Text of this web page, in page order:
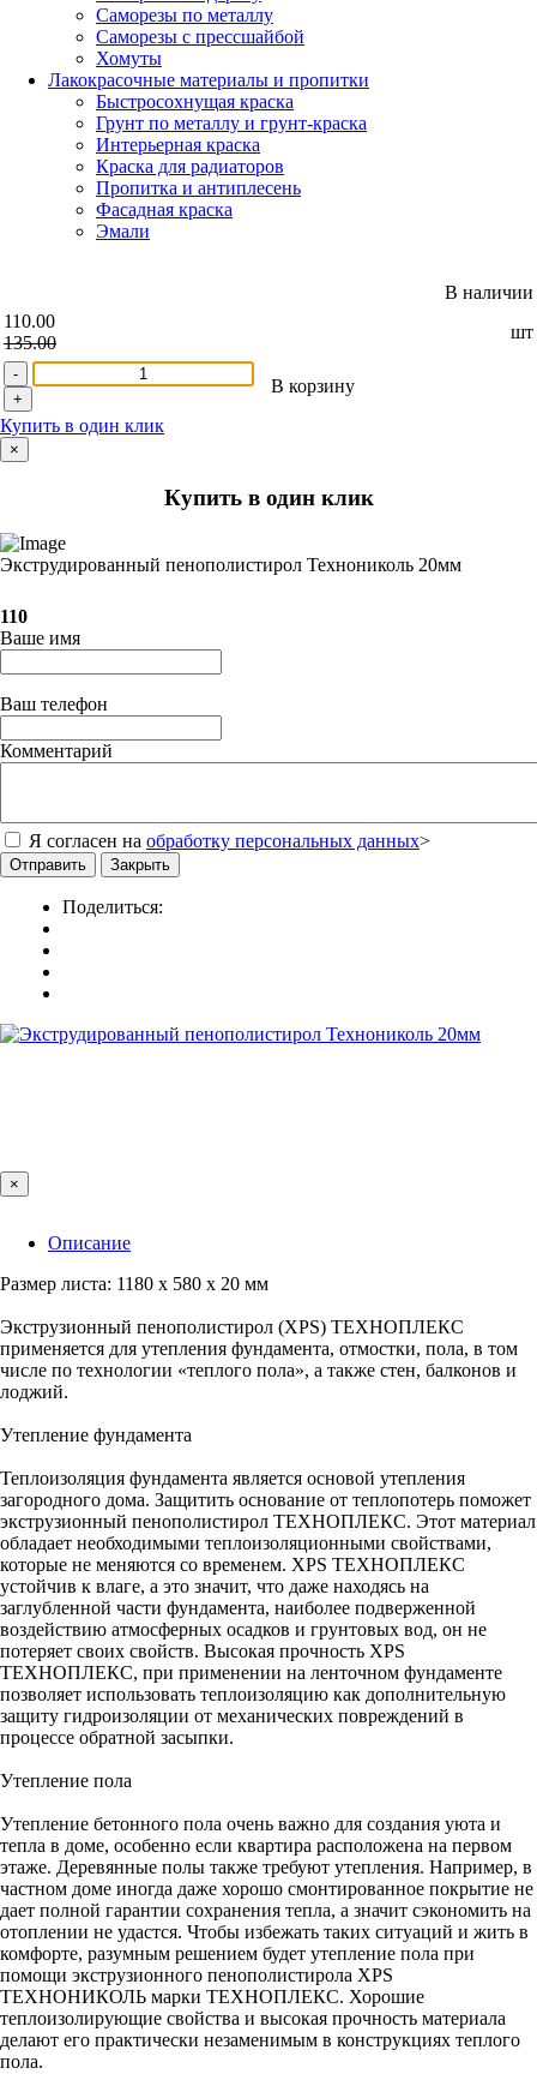
Саморезы по металлу
Саморезы с прессшайбой
Хомуты
Лакокрасочные материалы и пропитки
Быстросохнущая краска
Грунт по металлу и грунт-краска
Интерьерная краска
Краска для радиаторов
Пропитка и антиплесень
Фасадная краска
Эмали
В наличии
110.00
135.00
шт
-
+
В корзину
Купить в один клик
×
Купить в один клик
Экструдированный пенополистирол Технониколь 20мм
110
Ваше имя
Ваш телефон
Комментарий
Я согласен на обработку персональных данных>
Отправить Закрыть
Поделиться:
×
Описание
Размер листа: 1180 х 580 х 20 мм
Экструзионный пенополистирол (XPS) ТЕХНОПЛЕКС
применяется для утепления фундамента, отмостки, пола, в том
числе по технологии «теплого пола», а также стен, балконов и
лоджий.
Утепление фундамента
Теплоизоляция фундамента является основой утепления
загородного дома. Защитить основание от теплопотерь поможет
экструзионный пенополистирол ТЕХНОПЛЕКС. Этот материал
обладает необходимыми теплоизоляционными свойствами,
которые не меняются со временем. XPS ТЕХНОПЛЕКС
устойчив к влаге, а это значит, что даже находясь на
заглубленной части фундамента, наиболее подверженной
воздействию атмосферных осадков и грунтовых вод, он не
потеряет своих свойств. Высокая прочность XPS
ТЕХНОПЛЕКС, при применении на ленточном фундаменте
позволяет использовать теплоизоляцию как дополнительную
защиту гидроизоляции от механических повреждений в
процессе обратной засыпки.
Утепление пола
Утепление бетонного пола очень важно для создания уюта и
тепла в доме, особенно если квартира расположена на первом
этаже. Деревянные полы также требуют утепления. Например, в
частном доме иногда даже хорошо смонтированное покрытие не
дает полной гарантии сохранения тепла, а значит сэкономить на
отоплении не удастся. Чтобы избежать таких ситуаций и жить в
комфорте, разумным решением будет утепление пола при
помощи экструзионного пенополистирола XPS
ТЕХНОНИКОЛЬ марки ТЕХНОПЛЕКС. Хорошие
теплоизолирующие свойства и высокая прочность материала
делают его практически незаменимым в конструкциях теплого
пола.